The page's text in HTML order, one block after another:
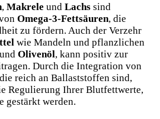
, Makrele und Lachs sind
Omega-3-Fettsäuren, die
zu fördern. Auch der Verzehr
wie Mandeln und pflanzlichen
und Olivenöl, kann positiv zur
Durch die Integration von
reich an Ballaststoffen sind,
Regulierung Ihrer Blutfettwerte,
gestärkt werden.